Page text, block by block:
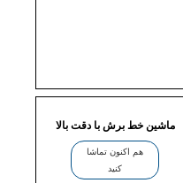
ماشین خط برش با دقت بالا
هم اکنون تماشا
کنید